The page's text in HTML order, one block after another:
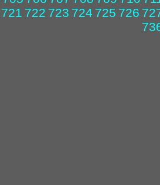
721 722 723 724 725 726